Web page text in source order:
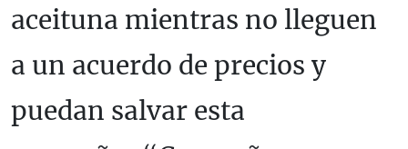
aceituna mientras no lleguen
a un acuerdo de precios y
puedan salvar esta